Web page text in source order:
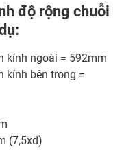
độ rộng chuỗi
kính ngoài = 592mm
kính bên trong =
(7,5xd)